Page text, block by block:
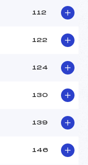
112
122
124
130
139
146